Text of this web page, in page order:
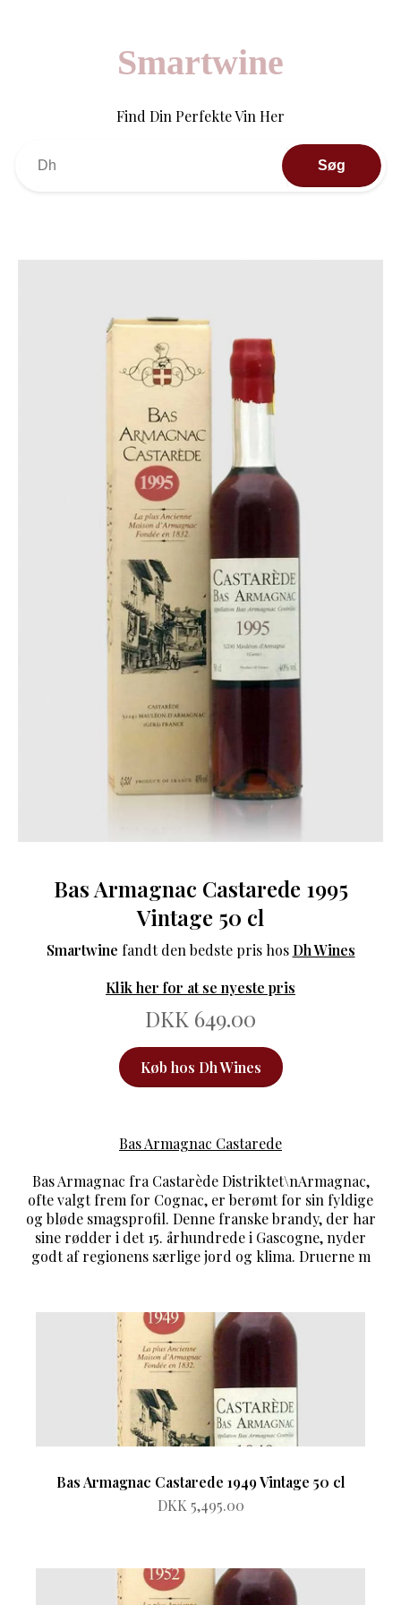
Smartwine
Find Din Perfekte Vin Her
Søg
Bas Armagnac Castarede 1995
Vintage 50 cl
Smartwine fandt den bedste pris hos Dh Wines
Klik her for at se nyeste pris
DKK 649.00
Køb hos Dh Wines
Bas Armagnac Castarede
Bas Armagnac fra Castarède Distriktet\nArmagnac,
ofte valgt frem for Cognac, er berømt for sin fyldige
og bløde smagsprofil. Denne franske brandy, der har
sine rødder i det 15. århundrede i Gascogne, nyder
godt af regionens særlige jord og klima. Druerne m
Bas Armagnac Castarede 1949 Vintage 50 cl
DKK 5,495.00